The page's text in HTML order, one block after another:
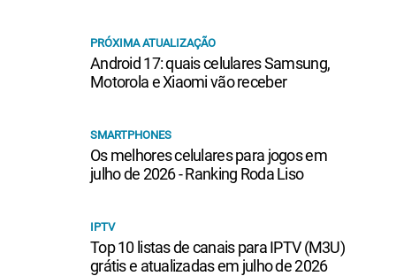
PRÓXIMA ATUALIZAÇÃO
Android 17: quais celulares Samsung,
Motorola e Xiaomi vão receber
SMARTPHONES
Os melhores celulares para jogos em
julho de 2026 - Ranking Roda Liso
IPTV
Top 10 listas de canais para IPTV (M3U)
grátis e atualizadas em julho de 2026